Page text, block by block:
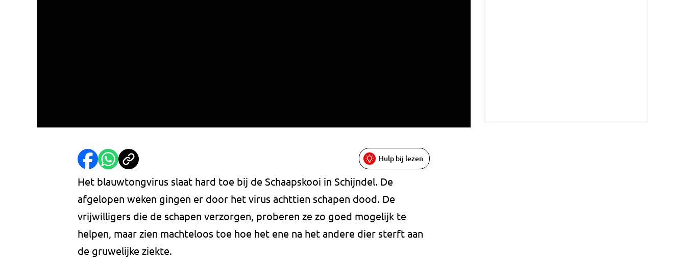
Hulp bij lezen
Het blauwtongvirus slaat hard toe bij de Schaapskooi in Schijndel. De
afgelopen weken gingen er door het virus achttien schapen dood. De
vrijwilligers die de schapen verzorgen, proberen ze zo goed mogelijk te
helpen, maar zien machteloos toe hoe het ene na het andere dier sterft aan
de gruwelijke ziekte.